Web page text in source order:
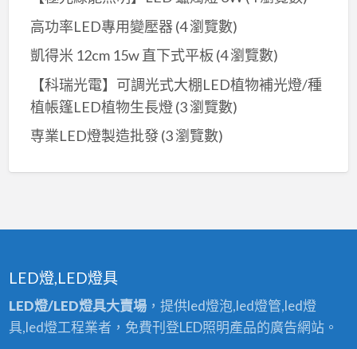
高功率LED專用變壓器 (4 瀏覽數)
凱得米 12cm 15w 直下式平板 (4 瀏覽數)
【科瑞光電】可調光式大棚LED植物補光燈/種
植帳篷LED植物生長燈(3 瀏覽數)
専業LED燈製造批發(3 瀏覽數)
LED燈,LED燈具
LED燈/LED燈具大賣場，提供led燈泡,led燈管,led燈
具,led燈工程業者，免費刊登LED照明產品的廣告網站。